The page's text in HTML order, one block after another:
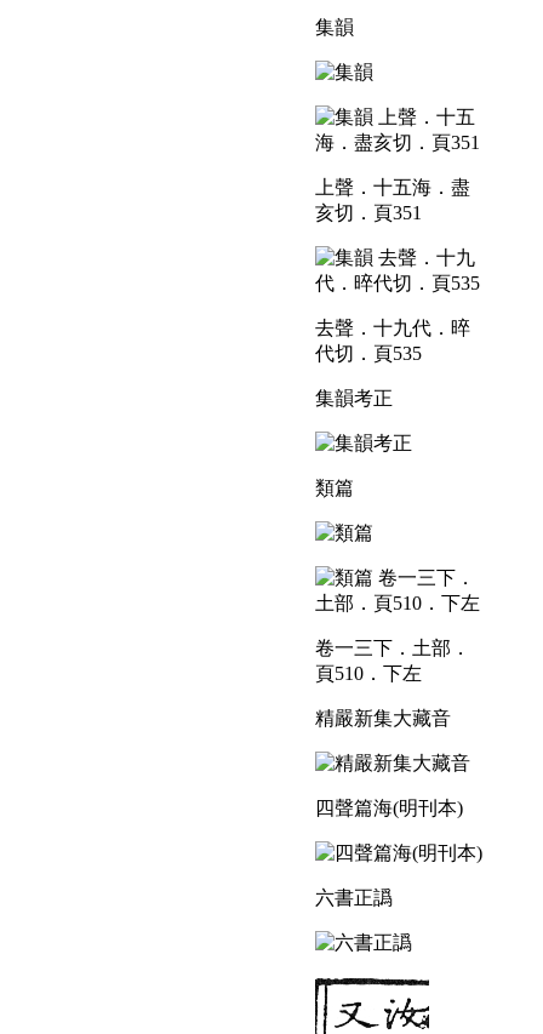
集韻
上聲．十五海．盡
亥切．頁351
去聲．十九代．晬
代切．頁535
集韻考正
類篇
卷一三下．土部．
頁510．下左
精嚴新集大藏音
四聲篇海(明刊本)
六書正譌